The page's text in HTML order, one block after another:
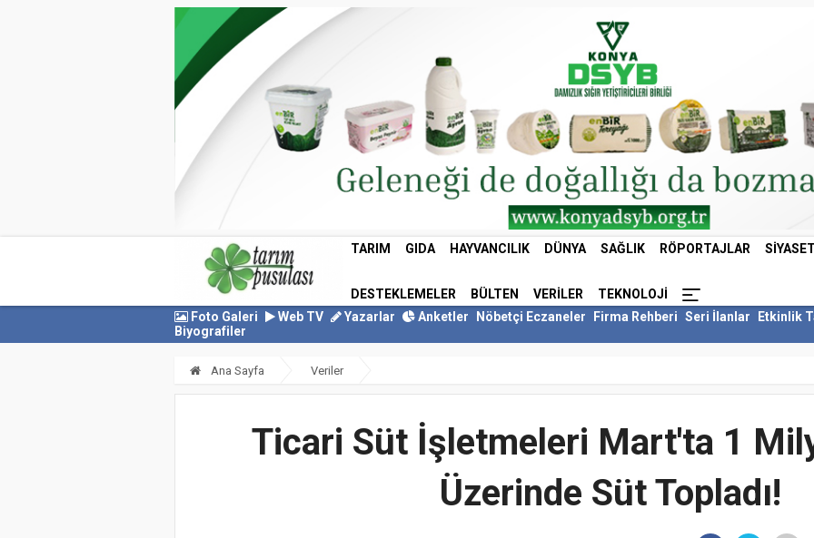
TARIM GIDA HAYVANCILIK DÜNYA SAĞLIK RÖPORTAJLAR SIYASET
DESTEKLEMELER BÜLTEN VERILER
TEKNOLOJI
Foto Galeri
Web TV Yazarlar Anketler Nöbetçi Eczaneler Firma Rehberi Seri İlanlar
Etkinlik
Biyografiler
Ana Sayfa Veriler
Ticari Süt İşletmeleri Mart'ta 1
Üzerinde Süt Topladı!